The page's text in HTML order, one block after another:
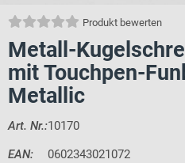
Produkt bewerten
Metall-
mit Touchpen-
Metallic
Art. Nr.:10170
EAN: 0602343021072